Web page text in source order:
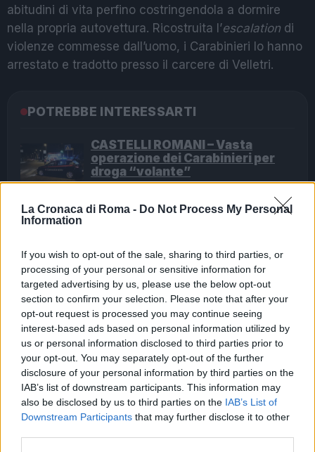
La Cronaca di Roma - Do Not Process My Personal
Information
If you wish to opt-out of the sale, sharing to third parties, or
processing of your personal or sensitive information for
targeted advertising by us, please use the below opt-out
section to confirm your selection. Please note that after your
opt-out request is processed you may continue seeing
interest-based ads based on personal information utilized by
us or personal information disclosed to third parties prior to
your opt-out. You may separately opt-out of the further
disclosure of your personal information by third parties on the
IAB’s list of downstream participants. This information may
also be disclosed by us to third parties on the IAB’s List of
Downstream Participants that may further disclose it to other
abitudini di vita perfino costringendola a dormire
nella propria autovettura. Ricostruita l’escalation di
violenze commesse dall’uomo, i Carabinieri lo hanno
arrestato e tradotto presso il carcere di Velletri.
POTREBBE INTERESSARTI
CASTELLI ROMANI – Vasta
operazione dei Carabinieri per
droga “volante”
6 anni fa
TOR BELLA MONACA – Lo spaccio
SEGUICI SU FACEBOOK
RICERCATO DAL 2015, ARRESTATO
Precedente
FIUMICINO –
Controlli
all’aeroporto, 4
denunce
Successiva
MORTE DIABOLIK –
Apertura a un
funerale con
maggior persone